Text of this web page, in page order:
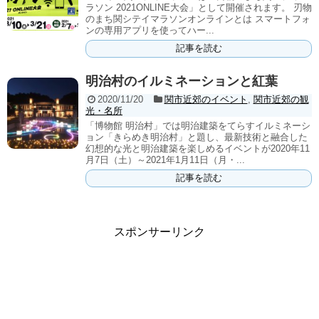
ラソン 2021ONLINE大会」として開催されます。 刃物
のまち関シテイマラソンオンラインとは スマートフォ
ンの専用アプリを使ってハー...
記事を読む
明治村のイルミネーションと紅葉
2020/11/20 関市近郊のイベント , 関市近郊の観
光・名所
「博物館 明治村」では明治建築をてらすイルミネーシ
ョン「きらめき明治村」と題し、最新技術と融合した
幻想的な光と明治建築を楽しめるイベントが2020年11
月7日（土）～2021年1月11日（月・...
記事を読む
スポンサーリンク